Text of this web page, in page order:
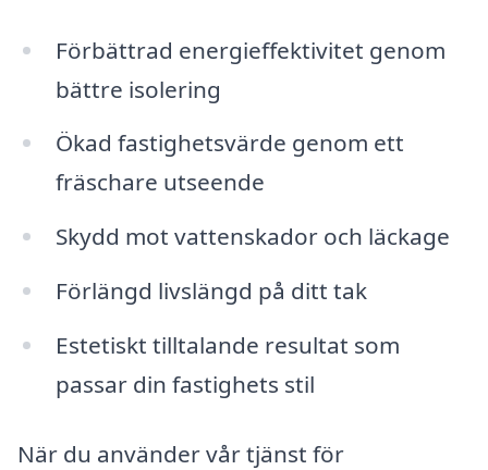
Förbättrad energieffektivitet genom
bättre isolering
Ökad fastighetsvärde genom ett
fräschare utseende
Skydd mot vattenskador och läckage
Förlängd livslängd på ditt tak
Estetiskt tilltalande resultat som
passar din fastighets stil
När du använder vår tjänst för